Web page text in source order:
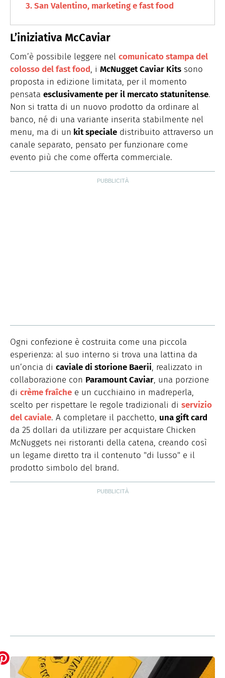
San Valentino, marketing e fast food
L’iniziativa McCaviar
Com’è possibile leggere nel comunicato stampa del
colosso del fast food, i McNugget Caviar Kits sono
proposta in edizione limitata, per il momento
pensata esclusivamente per il mercato statunitense.
Non si tratta di un nuovo prodotto da ordinare al
banco, né di una variante inserita stabilmente nel
menu, ma di un kit speciale distribuito attraverso un
canale separato, pensato per funzionare come
evento più che come offerta commerciale.
Ogni confezione è costruita come una piccola
esperienza: al suo interno si trova una lattina da
un’oncia di caviale di storione Baerii, realizzato in
collaborazione con Paramount Caviar, una porzione
di crème fraîche e un cucchiaino in madreperla,
scelto per rispettare le regole tradizionali di servizio
del caviale. A completare il pacchetto, una gift card
da 25 dollari da utilizzare per acquistare Chicken
McNuggets nei ristoranti della catena, creando così
un legame diretto tra il contenuto "di lusso" e il
prodotto simbolo del brand.